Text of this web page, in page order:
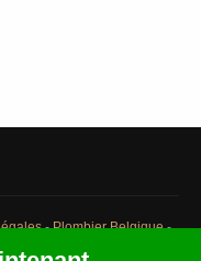
-Plombier Belgique-